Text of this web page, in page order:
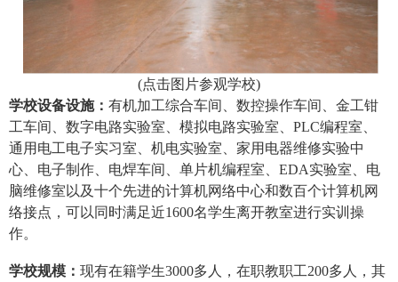
(点击图片参观学校)
学校设备设施： 有机加工综合车间、数控操作车间、金工钳
工车间、数字电路实验室、模拟电路实验室、PLC编程室、
通用电工电子实习室、机电实验室、家用电器维修实验中
心、电子制作、电焊车间、单片机编程室、EDA实验室、电
脑维修室以及十个先进的计算机网络中心和数百个计算机网
络接点，可以同时满足近1600名学生离开教室进行实训操
作。
学校规模： 现有在籍学生3000多人，在职教职工200多人，其